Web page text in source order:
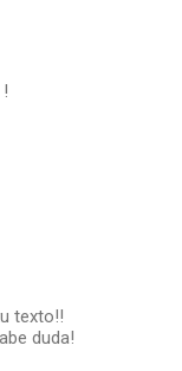
texto!!
duda!